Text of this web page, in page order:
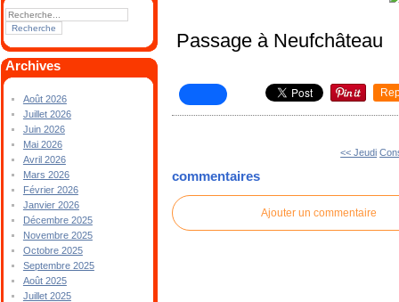
Archives
Août 2026
Juillet 2026
Juin 2026
Mai 2026
Avril 2026
Mars 2026
Février 2026
Janvier 2026
Décembre 2025
Novembre 2025
Octobre 2025
Septembre 2025
Août 2025
Juillet 2025
Passage à Neufchâteau
<< Jeudi
commentaires
Ajouter un commentaire